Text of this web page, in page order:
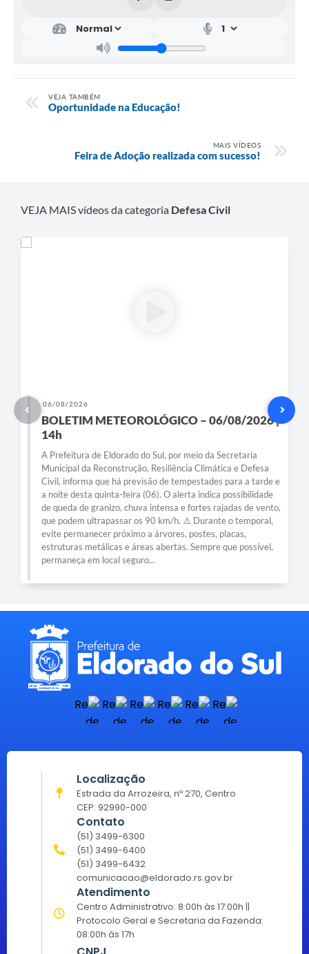
VEJA TAMBÉM
Oportunidade na Educação!
MAIS VÍDEOS
Feira de Adoção realizada com sucesso!
VEJA MAIS vídeos da categoria Defesa Civil
06/08/2026
BOLETIM METEOROLÓGICO – 06/08/2026 |
14h
A Prefeitura de Eldorado do Sul, por meio da Secretaria
Municipal da Reconstrução, Resiliência Climática e Defesa
Civil, informa que há previsão de tempestades para a tarde e
a noite desta quinta-feira (06). O alerta indica possibilidade
de queda de granizo, chuva intensa e fortes rajadas de vento,
que podem ultrapassar os 90 km/h. ⚠️ Durante o temporal,
evite permanecer próximo a árvores, postes, placas,
estruturas metálicas e áreas abertas. Sempre que possível,
permaneça em local seguro...
Localização
Estrada da Arrozeira, nº 270, Centro
CEP: 92990-000
Contato
(51) 3499-6300
(51) 3499-6400
(51) 3499-6432
comunicacao@eldorado.rs.gov.br
Atendimento
Centro Administrativo: 8:00h às 17:00h ||
Protocolo Geral e Secretaria da Fazenda:
08:00h às 17h